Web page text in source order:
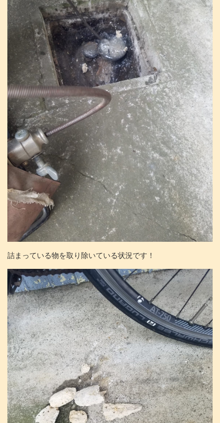
詰まっている物を取り除いている状況です！